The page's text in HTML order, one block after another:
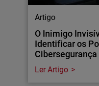
Artigo
O Inimigo
Identificar os
Cibersegurança
Ler Artigo